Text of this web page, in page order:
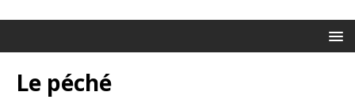
Le péché